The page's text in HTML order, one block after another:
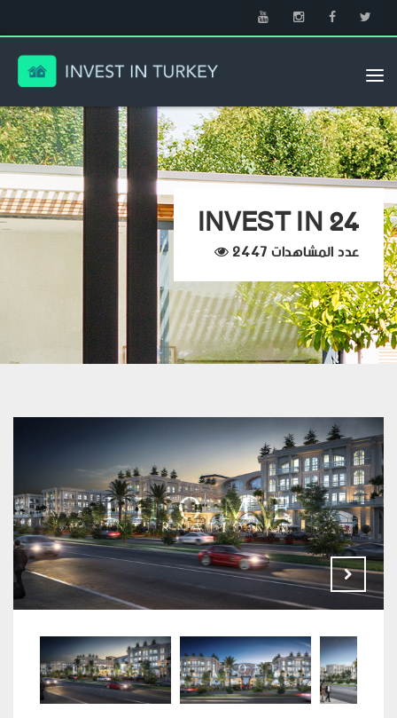
INVEST IN 24
عدد المشاهدات 2447